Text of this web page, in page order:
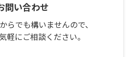
問い合わせ
らでも構いませんので、
軽にご相談ください。